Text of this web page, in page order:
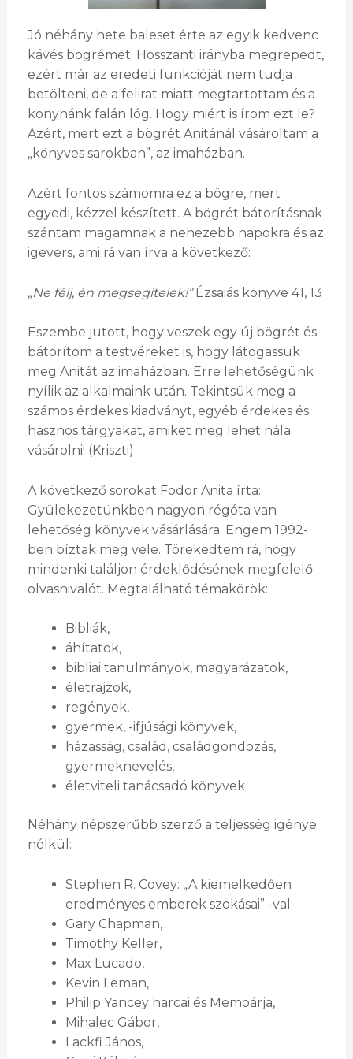
Jó néhány hete baleset érte az egyik kedvenc
kávés bögrémet. Hosszanti irányba megrepedt,
ezért már az eredeti funkcióját nem tudja
betölteni, de a felirat miatt megtartottam és a
konyhánk falán lóg. Hogy miért is írom ezt le?
Azért, mert ezt a bögrét Anitánál vásároltam a
„könyves sarokban”, az imaházban.
Azért fontos számomra ez a bögre, mert
egyedi, kézzel készített. A bögrét bátorításnak
szántam magamnak a nehezebb napokra és az
igevers, ami rá van írva a következő:
„Ne félj, én megsegítelek!”Ézsaiás könyve 41, 13
Eszembe jutott, hogy veszek egy új bögrét és
bátorítom a testvéreket is, hogy látogassuk
meg Anitát az imaházban. Erre lehetőségünk
nyílik az alkalmaink után. Tekintsük meg a
számos érdekes kiadványt, egyéb érdekes és
hasznos tárgyakat, amiket meg lehet nála
vásárolni! (Kriszti)
A következő sorokat Fodor Anita írta:
Gyülekezetünkben nagyon régóta van
lehetőség könyvek vásárlására. Engem 1992-
ben bíztak meg vele. Törekedtem rá, hogy
mindenki találjon érdeklődésének megfelelő
olvasnivalót. Megtalálható témakörök:
Bibliák,
áhítatok,
bibliai tanulmányok, magyarázatok,
életrajzok,
regények,
gyermek, -ifjúsági könyvek,
házasság, család, családgondozás,
gyermeknevelés,
életviteli tanácsadó könyvek
Néhány népszerűbb szerző a teljesség igénye
nélkül:
Stephen R. Covey: „A kiemelkedően
eredményes emberek szokásai” -val
Gary Chapman,
Timothy Keller,
Max Lucado,
Kevin Leman,
Philip Yancey harcai és Memoárja,
Mihalec Gábor,
Lackfi János,